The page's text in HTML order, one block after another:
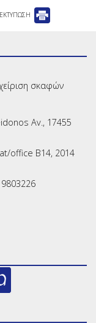
ΕΚΤΥΠΩΣΗ
σκαφών
Av., 17455
office B14, 2014